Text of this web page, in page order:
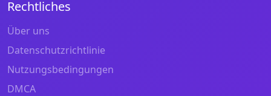
Rechtliches
Über uns
Datenschutzrichtlinie
Nutzungsbedingungen
DMCA